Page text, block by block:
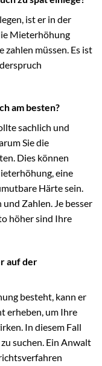
ist er in der
Mieterhöhung
müssen. Es ist
am besten?
sachlich und
Sie die
Dies können
eine
Härte sein.
Zahlen. Je besser
höher sind Ihre
auf der
besteht, kann er
erheben, um Ihre
In diesem Fall
suchen. Ein Anwalt